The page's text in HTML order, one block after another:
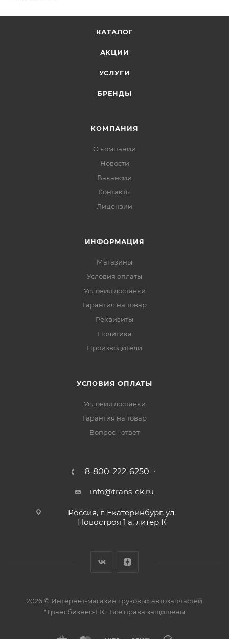
КАТАЛОГ
АКЦИИ
УСЛУГИ
БРЕНДЫ
КОМПАНИЯ
О компании
Новости
Вакансии
Контакты
Лицензии
ИНФОРМАЦИЯ
Магазины
Условия оплаты
Условия доставки
Гарантия на товар
Реквизиты
Политика
Производители
УСЛОВИЯ ОПЛАТЫ
Условия доставки
Гарантия на товар
Вопрос - ответ
8-800-222-6250
info@trans-ek.ru
Россия, г. Екатеринбург, ул.
Новостроя 1 а, литер К
2026 © Интернет-магазин грузовых автозапчастей
"Трансбизнес-ЕК" . Все права защищены